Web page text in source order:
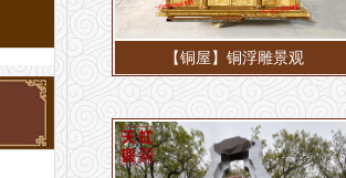
【铜屋】铜浮雕景观